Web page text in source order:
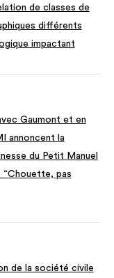
de classes de
différents
impactant
Gaumont et en
annoncent la
du Petit Manuel
pas
de la société civile